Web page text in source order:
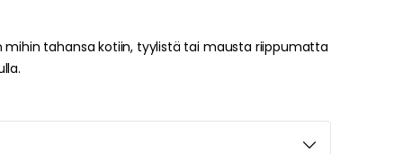
mihin tahansa kotiin, tyylistä tai mausta riippumatta